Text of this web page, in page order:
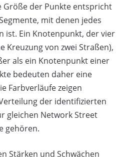
Größe der Punkte entspricht
mit denen jedes
ist. Ein Knotenpunkt, der vier
Kreuzung von zwei Straßen),
als ein Knotenpunkt einer
bedeuten daher eine
Farbverläufe zeigen
der identifizierten
gleichen Network Street
gehören.
Stärken und Schwächen